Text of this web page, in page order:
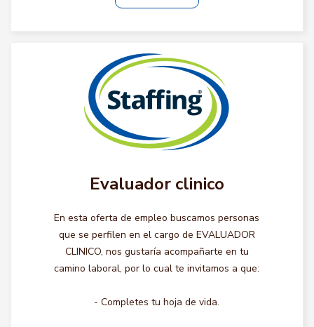
Evaluador clinico
En esta oferta de empleo buscamos personas
que se perfilen en el cargo de EVALUADOR
CLINICO, nos gustaría acompañarte en tu
camino laboral, por lo cual te invitamos a que:
- Completes tu hoja de vida.